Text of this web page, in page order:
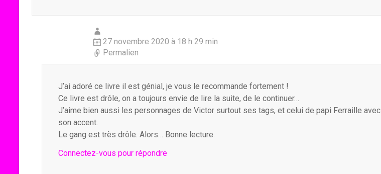
27 novembre 2020 à 18 h 29 min
Permalien
J’ai adoré ce livre il est génial, je vous le recommande fortement !
Ce livre est drôle, on a toujours envie de lire la suite, de le continuer…
J’aime bien aussi les personnages de Victor surtout ses tags, et celui de papi Ferraille avec
son accent.
Le gang est très drôle. Alors… Bonne lecture.
Connectez-vous pour répondre